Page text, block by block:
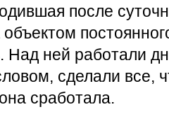
после
Над ней работали
сделали все,
сработала.